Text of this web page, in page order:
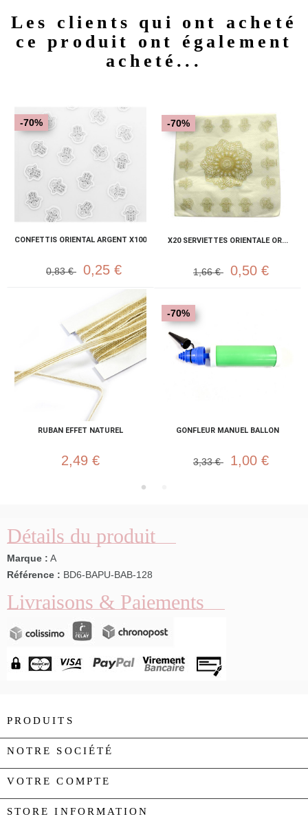
Les clients qui ont acheté
ce produit ont également
acheté...
CONFETTIS ORIENTAL ARGENT X100
-70%
0,83 € 0,25 €
X20 SERVIETTES ORIENTALE OR...
-70%
1,66 € 0,50 €
RUBAN EFFET NATUREL
2,49 €
GONFLEUR MANUEL BALLON
-70%
3,33 € 1,00 €
Détails du produit
Marque : A
Référence : BD6-BAPU-BAB-128
Livraisons & Paiements
PRODUITS
NOTRE SOCIÉTÉ
VOTRE COMPTE
STORE INFORMATION